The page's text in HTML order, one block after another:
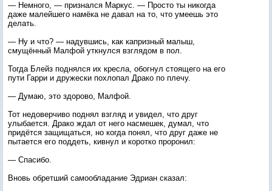
— Немного, — признался Маркус. — Просто ты никогда
даже малейшего намёка не давал на то, что умеешь это
делать.
— Ну и что? — надувшись, как капризный малыш,
смущённый Малфой уткнулся взглядом в пол.
Тогда Блейз поднялся их кресла, обогнул стоящего на его
пути Гарри и дружески похлопал Драко по плечу.
— Думаю, это здорово, Малфой.
Тот недоверчиво поднял взгляд и увидел, что друг
улыбается. Драко ждал от него насмешек, думал, что
придётся защищаться, но когда понял, что друг даже не
пытается его поддеть, кивнул и коротко проронил:
— Спасибо.
Вновь обретший самообладание Эдриан сказал: